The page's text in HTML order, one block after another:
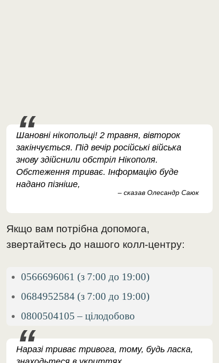
Шановні нікопольці! 2 травня, вівторок
закінчується. Під вечір російські війська
знову здійснили обстріл Нікополя.
Обстеження триває. Інформацію буде
надано пізніше,
– сказав Олесандр Саюк
Якщо вам потрібна допомога,
звертайтесь до нашого колл-центру:
0566696061 (з 7:00 до 19:00)
0684952584 (з 7:00 до 19:00)
0800504105 – цілодобово
Наразі триває тривога, тому, будь ласка,